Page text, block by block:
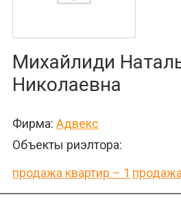
Михайлиди
Николаевна
Фирма: Адвекс
Объекты риэлтора:
продажа квартир – 1